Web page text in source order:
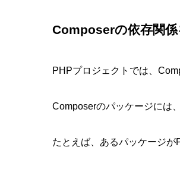
Composerの依存関
PHPプロジェクトでは、
Composerのパッケージには
たとえば、あるパッケージが